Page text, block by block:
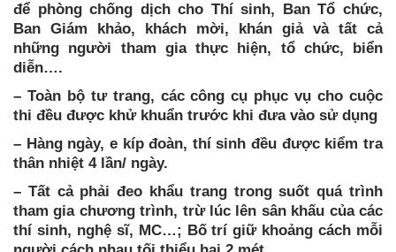
để phòng chống dịch cho Thí sinh, Ban Tổ chức,
Ban Giám khảo, khách mời, khán giả và tất cả
những người tham gia thực hiện, tổ chức, biển
diễn….
– Toàn bộ tư trang, các công cụ phục vụ cho cuộc
thi đều được khử khuẩn trước khi đưa vào sử dụng
– Hàng ngày, e kíp đoàn, thí sinh đều được kiểm tra
thân nhiệt 4 lần/ ngày.
– Tất cả phải đeo khẩu trang trong suốt quá trình
tham gia chương trình, trừ lúc lên sân khấu của các
thí sinh, nghệ sĩ, MC…; Bố trí giữ khoảng cách mỗi